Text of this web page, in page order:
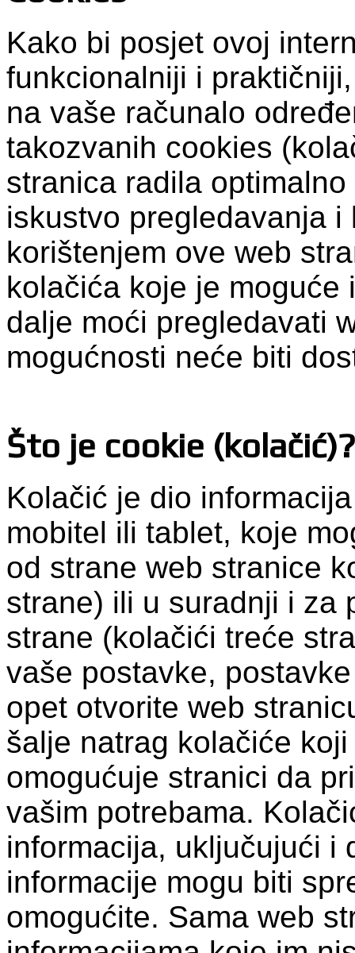
Kako bi posjet ovoj
funkcionalniji i
na vaše računalo
takozvanih cookies
stranica radila
iskustvo pregledavanja
korištenjem ove web
kolačića koje je
dalje moći pregledavati
mogućnosti neće biti
Što je cookie (kolačić)?
Kolačić je dio
mobitel ili tablet, koje
od strane web stranice
strane) ili u suradnji i za
strane (kolačići treće
vaše postavke,
opet otvorite web
šalje natrag kolačiće
omogućuje stranici da
vašim potrebama.
informacija, uključujući i
informacije mogu biti
omogućite. Sama web